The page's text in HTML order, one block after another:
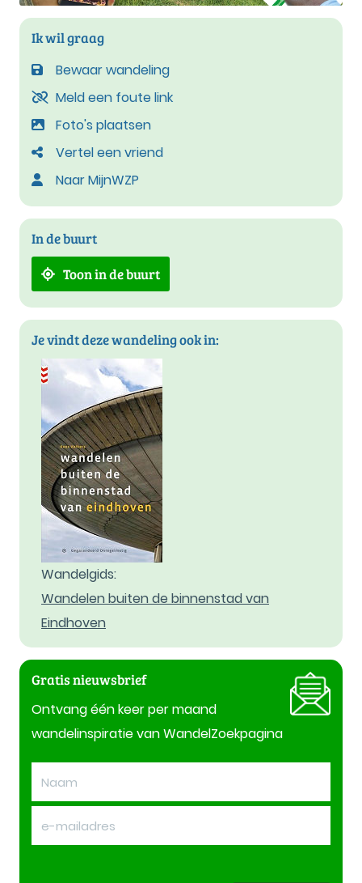
Ik wil graag
Bewaar wandeling
Meld een foute link
Foto's plaatsen
Vertel een vriend
Naar MijnWZP
In de buurt
Toon in de buurt
Je vindt deze wandeling ook in:
Wandelgids:
Wandelen buiten de binnenstad van
Eindhoven
Gratis nieuwsbrief
Ontvang één keer per maand
wandelinspiratie van WandelZoekpagina